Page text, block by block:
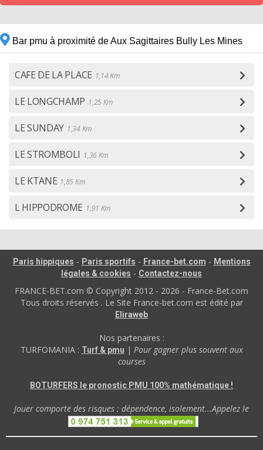
Bar pmu à proximité de Aux Sagittaires Bully Les Mines
CAFE DE LA PLACE 1,14 Km
LE LONGCHAMP 1,25 Km
LE SUNDAY 1,34 Km
LE STROMBOLI 1,36 Km
LE KTANE 1,85 Km
L HIPPODROME 1,91 Km
Paris hippiques - Paris sportifs - France-bet.com - Mentions
légales & cookies - Contactez-nous
FRANCE-BET.com © Copyright 2012 - 2026 - France-Bet.com
Tous droits réservés . Le Site France-bet.com est édité par
Eliraweb
Nos partenaires :
TURFOMANIA : Turf & pmu | Pour gagner plus souvent aux
courses
BOTURFERS le pronostic PMU 100% mathématique !
Jouer comporte des risques : dépendence, isolement...Appelez le